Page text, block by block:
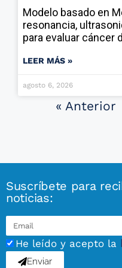
Modelo basado en
resonancia,
para evaluar cáncer
LEER MÁS »
agosto 6, 2026
« Anterior
Suscríbete para
noticias:
He leído y acepto la
Enviar